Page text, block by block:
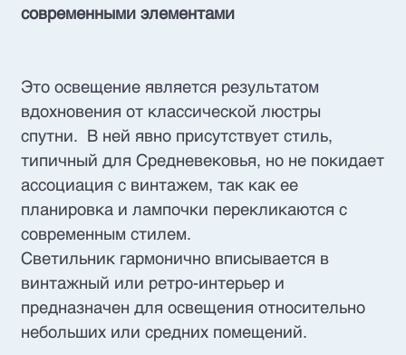
современными элементами
Это освещение является результатом
вдохновения от классической люстры
спутни. В ней явно присутствует стиль,
типичный для Средневековья, но не покидает
ассоциация с винтажем, так как ее
планировка и лампочки перекликаются с
современным стилем.
Светильник гармонично вписывается в
винтажный или ретро-интерьер и
предназначен для освещения относительно
небольших или средних помещений.